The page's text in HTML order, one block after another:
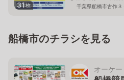
31枚
千葉県船橋市古作３
船橋市のチラシを見る
オーケー